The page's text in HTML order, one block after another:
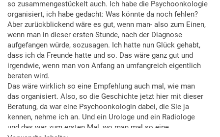
so zusammengestückelt auch. Ich habe die Psychoonkologie
organisiert, ich habe gedacht: Was könnte da noch fehlen?
Aber zurückblickend wäre es gut, wenn man- also zum Einen,
wenn man in dieser ersten Stunde, nach der Diagnose
aufgefangen würde, sozusagen. Ich hatte nun Glück gehabt,
dass ich da Freunde hatte und so. Das wäre ganz gut und
irgendwie, wenn man von Anfang an umfangreich eigentlich
beraten wird.
Das wäre wirklich so eine Empfehlung auch mal, wie man
das organisiert. Also, so die Geschichte jetzt hier mit dieser
Beratung, da war eine Psychoonkologin dabei, die Sie ja
kennen, nehme ich an. Und ein Urologe und ein Radiologe
und das war zum ersten Mal, wo man mal so eine